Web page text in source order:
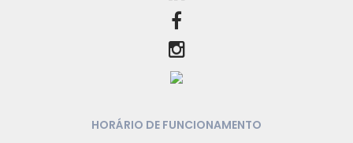
HORÁRIO DE FUNCIONAMENTO